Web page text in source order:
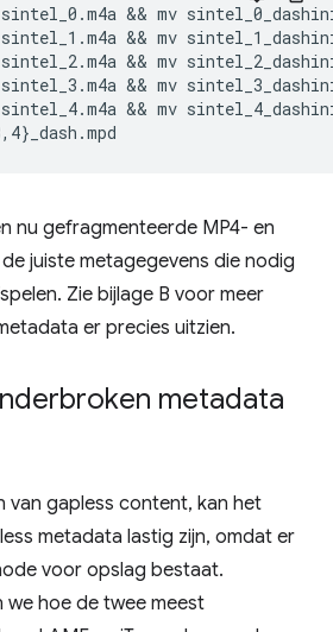
sintel_0.m4a && mv
sintel_1.m4a && mv
sintel_2.m4a && mv
sintel_3.m4a && mv
sintel_4.m4a && mv
}
nu gefragmenteerde MP4- en
juiste metagegevens die nodig
Zie bijlage B voor meer
er precies uitzien.
metadata
van gapless content, kan het
metadata lastig zijn, omdat er
voor opslag bestaat.
we hoe de twee meest